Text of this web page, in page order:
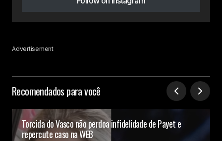
Advertisement
Recomendados para você
Torcida do Vasco não perdoa infidelidade de Payet e
repercute caso na WEB